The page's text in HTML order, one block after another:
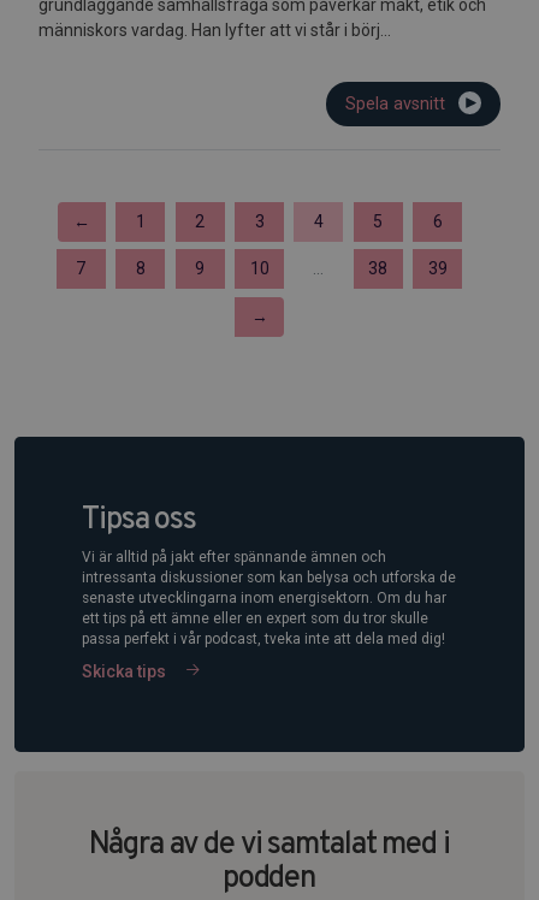
grundläggande samhällsfråga som påverkar makt, etik och
människors vardag. Han lyfter att vi står i börj...
Spela avsnitt
← 1 2 3 4 5 6
7 8 9 10 ... 38 39
→
Tipsa oss
Vi är alltid på jakt efter spännande ämnen och
intressanta diskussioner som kan belysa och utforska de
senaste utvecklingarna inom energisektorn. Om du har
ett tips på ett ämne eller en expert som du tror skulle
passa perfekt i vår podcast, tveka inte att dela med dig!
Skicka tips
Några av de vi samtalat med i
podden